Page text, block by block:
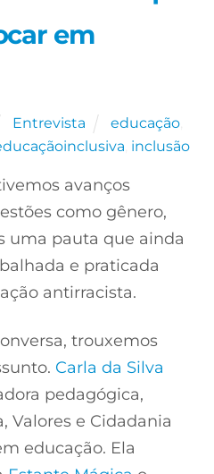
em
Entrevista educação,
inclusão
avanços
como gênero,
uma pauta que ainda
e praticada
antirracista.
trouxemos
Carla da Silva
pedagógica,
Valores e Cidadania
educação. Ela